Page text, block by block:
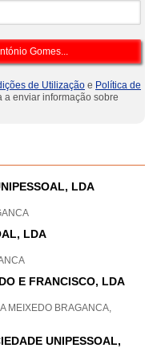
de Utilização e Política de
a enviar informação sobre
LDA
LDA
E FRANCISCO, LDA
MEIXEDO BRAGANCA,
UNIPESSOAL,